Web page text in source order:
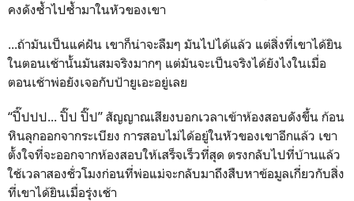
คงดังซ้ำไปซ้ำมาในหัวของเขา
...ถ้ามันเป็นแค่ฝัน เขาก็น่าจะลืมๆ มันไปได้แล้ว แต่สิ่งที่เขาได้ยิน
ในตอนเช้านั้นมันสมจริงมากๆ แต่มันจะเป็นจริงได้ยังไงในเมื่อ
ตอนเช้าพ่อยังเจอกับป้ายูเอะอยู่เลย
“ปี๊ปปป... ปิ๊ป ปิ๊ป” สัญญาณเสียงบอกเวลาเข้าห้องสอบดังขึ้น ก้อน
หินลุกออกจากระเบียง การสอบไม่ได้อยู่ในหัวของเขาอีกแล้ว เขา
ตั้งใจที่จะออกจากห้องสอบให้เสร็จเร็วที่สุด ตรงกลับไปที่บ้านแล้ว
ใช้เวลาสองชั่วโมงก่อนที่พ่อแม่จะกลับมาถึงสืบหาข้อมูลเกี่ยวกับสิ่ง
ที่เขาได้ยินเมื่อรุ่งเช้า